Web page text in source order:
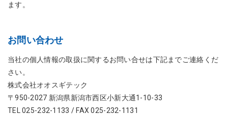
ます。
お問い合わせ
当社の個人情報の取扱に関するお問い合せは下記までご連絡くだ
さい。
株式会社オオスギテック
〒950-2027 新潟県新潟市西区小新大通1-10-33
TEL 025-232-1133 / FAX 025-232-1131